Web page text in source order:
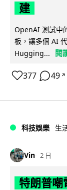
建
OpenAI 測試中
板，讓多個 AI
Hugging...
閱
377 49 ↗
科技娛樂 生
Vin 2 日
特朗普嘲